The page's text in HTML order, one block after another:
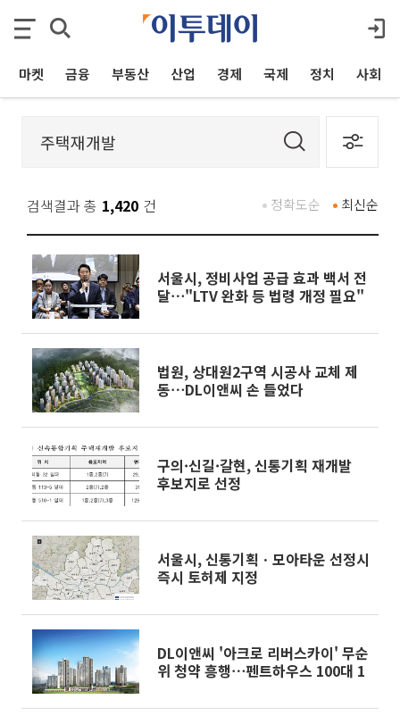
마켓 금융 부동산 산업 경제 국제 정치 사회
검색결과 총 1,420 건 최신순
정확도순
서울시, 정비사업 공급 효과 백서 전
달⋯"LTV 완화 등 법령 개정 필요"
법원, 상대원2구역 시공사 교체 제
동⋯DL이앤씨 손 들었다
구의·신길·갈현, 신통기획 재개발
후보지로 선정
서울시, 신통기획ㆍ모아타운 선정시
즉시 토허제 지정
DL이앤씨 '아크로 리버스카이' 무순
위 청약 흥행⋯펜트하우스 100대 1